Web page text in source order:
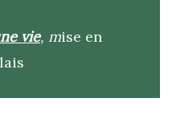
vie, mise en